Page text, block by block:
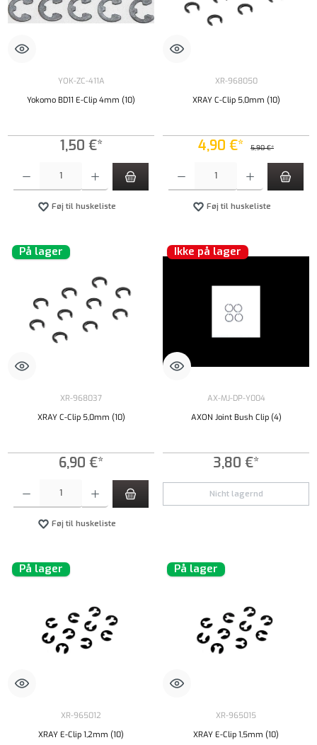
YOK-ZC-411A
Yokomo BD11 E-Clip 4mm (10)
1,50 €*
Føj til huskeliste
XR-968050
XRAY C-Clip 5,0mm (10)
4,90 €* 5,90 €*
Føj til huskeliste
På lager
XR-968037
XRAY C-Clip 5,0mm (10)
6,90 €*
Produktmængde: Indtast det ønskede beløb, eller brug knapperne til at øge eller formindske
Føj til huskeliste
Ikke på lager
AX-MJ-DP-Y004
AXON Joint Bush Clip (4)
3,80 €*
Nicht lagernd
På lager
XR-965012
XRAY E-Clip 1,2mm (10)
På lager
XR-965015
XRAY E-Clip 1,5mm (10)